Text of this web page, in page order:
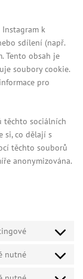
Instagram k
sdílení (např.
Tento obsah je
soubory cookie.
pro
těchto sociálních
si, co dělají s
těchto souborů
anonymizována.
Consent
wistia
nutné
Consent